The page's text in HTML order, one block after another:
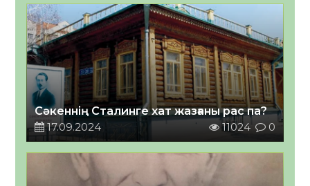
Сәкеннің Сталинге хат жазғаны рас па?
17.09.2024
11024 0